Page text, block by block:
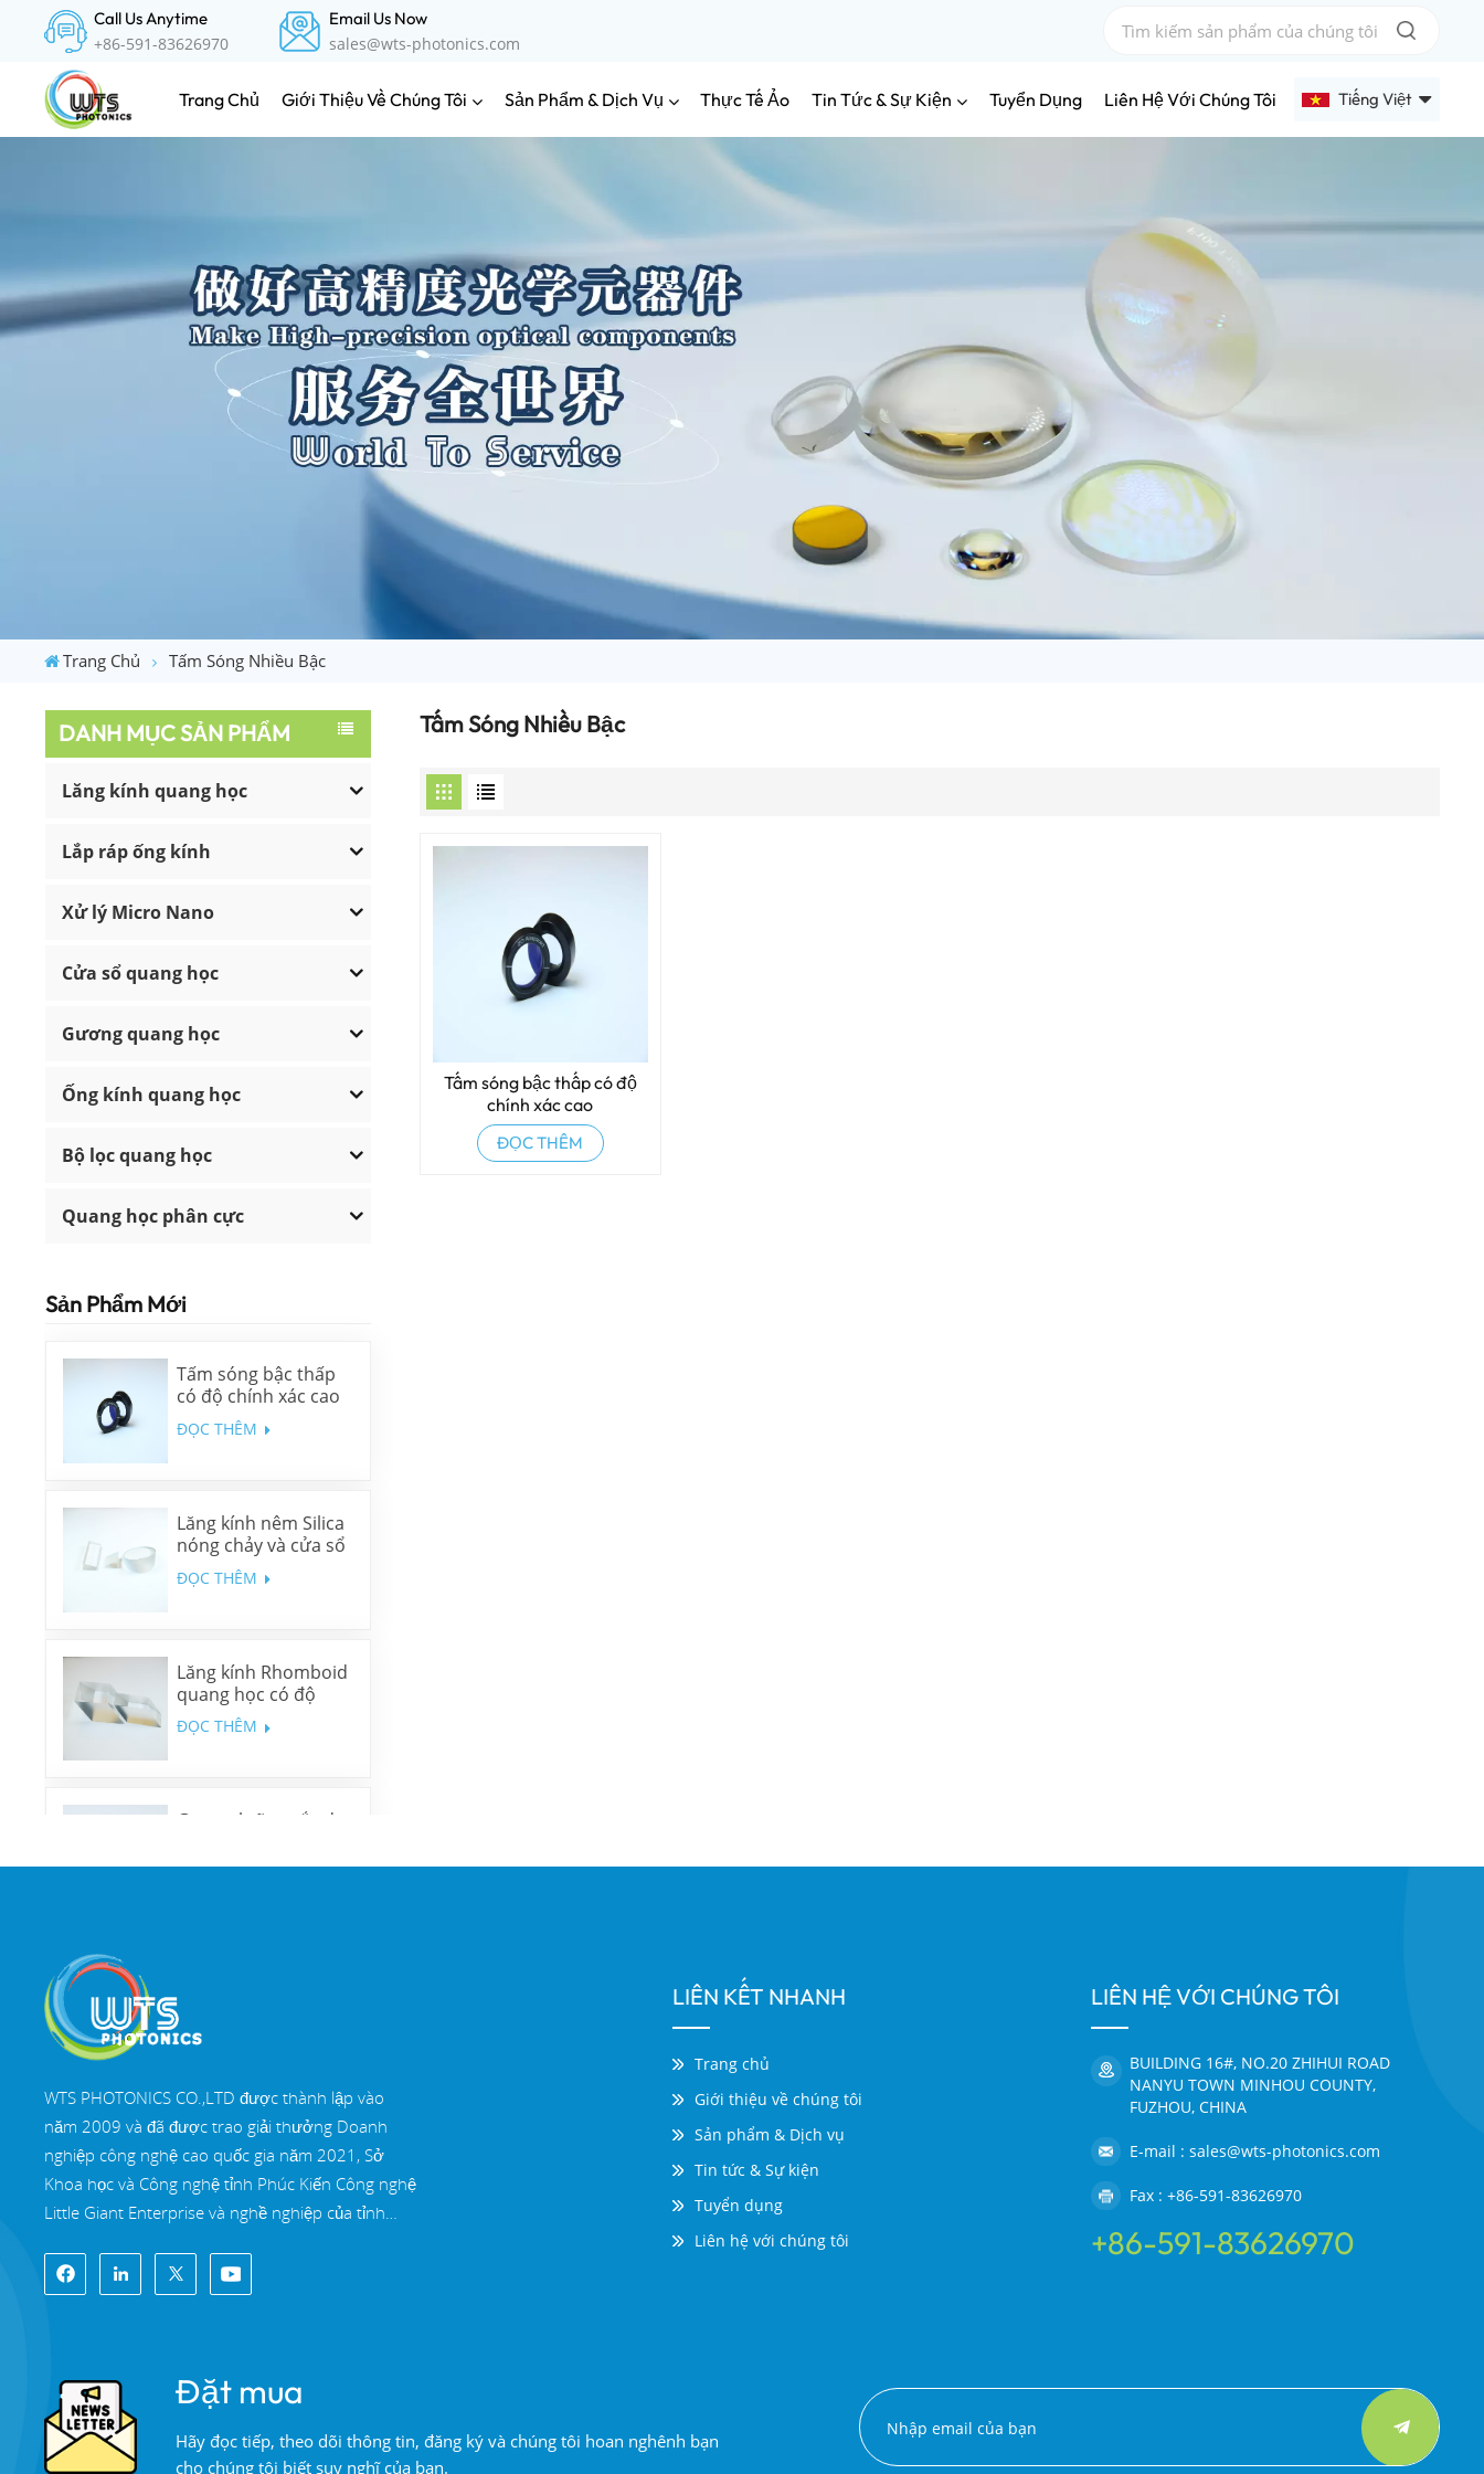
Call Us Anytime
+86-591-83626970
Email Us Now
sales@wts-photonics.com
Trang Chủ Giới Thiệu Về Chúng Tôi Sản Phẩm & Dịch Vụ Thực Tế Ảo Tin Tức & Sự Kiện Tuyển Dụng Liên Hệ Với Chúng Tôi Tiếng Việt
中文
Trang Chủ Tấm Sóng Nhiều Bậc
DANH MỤC SẢN PHẨM
Lăng kính quang học
Lắp ráp ống kính
Xử lý Micro Nano
Cửa sổ quang học
Gương quang học
Ống kính quang học
Bộ lọc quang học
Quang học phân cực
Sản Phẩm Mới
Tấm sóng bậc thấp
có độ chính xác cao
ĐỌC THÊM
Lăng kính nêm Silica
nóng chảy và cửa sổ
nêm N-BK7
ĐỌC THÊM
Lăng kính Rhomboid
quang học có độ
chính xác cao
ĐỌC THÊM
Gương lưỡng sắc đa
Tấm Sóng Nhiều Bậc
Tấm sóng bậc thấp có độ
chính xác cao
ĐỌC THÊM
WTS PHOTONICS CO.,LTD được thành lập vào
năm 2009 và đã được trao giải thưởng Doanh
nghiệp công nghệ cao quốc gia năm 2021, Sở
Khoa học và Công nghệ tỉnh Phúc Kiến Công nghệ
Little Giant Enterprise và nghề nghiệp của tỉnh
hóa-đổi mới vào năm 2022. WTS định vị tại Thành
phố ven biển Đông Nam xinh đẹp, Phúc Châu,
chuẩn, một nhóm của đội ngũ kỹ thuật lành nghề
và một hệ thống xử lý quang học hoàn chỉnh, hệ
thống sơn phủ, hệ thống lắp ráp và hệ thống kiểm
LIÊN KẾT NHANH
Trang chủ
Giới thiệu về chúng tôi
Sản phẩm & Dịch vụ
Tin tức & Sự kiện
Tuyển dụng
Liên hệ với chúng tôi
LIÊN HỆ VỚI CHÚNG TÔI
BUILDING 16#, NO.20 ZHIHUI ROAD
NANYU TOWN MINHOU COUNTY,
FUZHOU, CHINA
E-mail : sales@wts-photonics.com
Fax : +86-591-83626970
+86-591-83626970
Đặt mua
Hãy đọc tiếp, theo dõi thông tin, đăng ký và chúng tôi hoan nghênh bạn
cho chúng tôi biết suy nghĩ của bạn.